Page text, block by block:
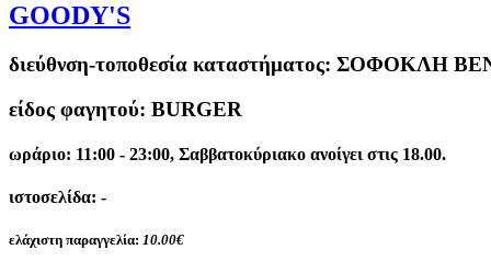
GOODY'S
διεύθνση-τοποθεσία καταστήματος: ΣΟΦΟΚΛΗ
είδος φαγητού: BURGER
ωράριο: 11:00 - 23:00, Σαββατοκύριακο ανοίγει στις 18.00.
ιστοσελίδα: -
ελάχιστη παραγγελία: 10.00€